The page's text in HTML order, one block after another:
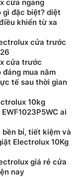
khả năng giặt tối
nước mạnh mẽ
biệt ở nhiệt độ
sạch tối ưu chỉ
cửa ngang
gì đặc biệt? diệt
khiển từ xa
cửa trước
cửa trước
đáng mua năm
tế sau thời gian
10kg
ai
bỉ, tiết kiệm và
Electrolux 10Kg
giá rẻ cửa
nay